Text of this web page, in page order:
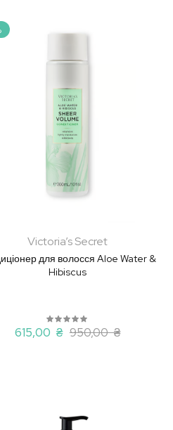
Victoria’s Secret
для волосся Aloe Water &
Hibiscus
615,00 ₴ 950,00 ₴